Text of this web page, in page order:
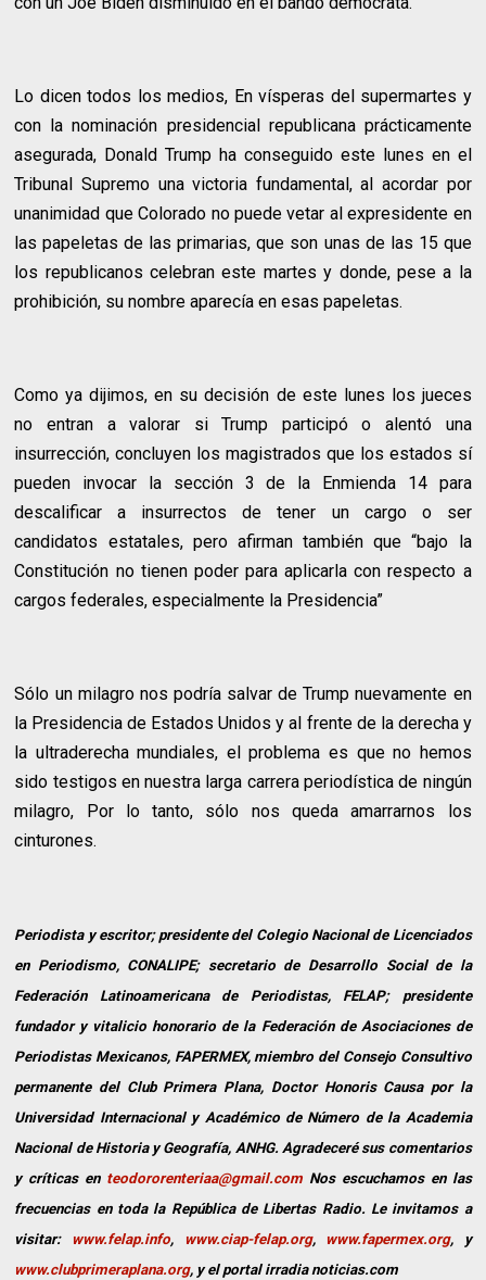
Lo dicen todos los medios, En vísperas del supermartes y
con la nominación presidencial republicana prácticamente
asegurada, Donald Trump ha conseguido este lunes en el
Tribunal Supremo una victoria fundamental, al acordar por
unanimidad que Colorado no puede vetar al expresidente en
las papeletas de las primarias, que son unas de las 15 que
los republicanos celebran este martes y donde, pese a la
prohibición, su nombre aparecía en esas papeletas.
Como ya dijimos, en su decisión de este lunes los jueces
no entran a valorar si Trump participó o alentó una
insurrección, concluyen los magistrados que los estados sí
pueden invocar la sección 3 de la Enmienda 14 para
descalificar a insurrectos de tener un cargo o ser
candidatos estatales, pero afirman también que “bajo la
Constitución no tienen poder para aplicarla con respecto a
cargos federales, especialmente la Presidencia”
Sólo un milagro nos podría salvar de Trump nuevamente en
la Presidencia de Estados Unidos y al frente de la derecha y
la ultraderecha mundiales, el problema es que no hemos
sido testigos en nuestra larga carrera periodística de ningún
milagro, Por lo tanto, sólo nos queda amarrarnos los
cinturones.
Periodista y escritor; presidente del Colegio Nacional de Licenciados
en Periodismo, CONALIPE; secretario de Desarrollo Social de la
Federación Latinoamericana de Periodistas, FELAP; presidente
fundador y vitalicio honorario de la Federación de Asociaciones de
Periodistas Mexicanos, FAPERMEX, miembro del Consejo Consultivo
permanente del Club Primera Plana, Doctor Honoris Causa por la
Universidad Internacional y Académico de Número de la Academia
Nacional de Historia y Geografía, ANHG. Agradeceré sus comentarios
y críticas en teodororenteriaa@gmail.com Nos escuchamos en las
frecuencias en toda la República de Libertas Radio. Le invitamos a
visitar:
www.felap.info, www.ciap-felap.org, www.fapermex.org, y
www.clubprimeraplana.org, y el portal irradia noticias.com